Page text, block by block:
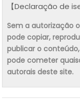
【Declaração de
Sem a autorização
pode copiar,
publicar o
pode cometer
autorais deste site.